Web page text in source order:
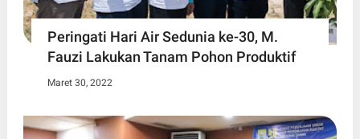
Peringati Hari Air Sedunia ke-30, M.
Fauzi Lakukan Tanam Pohon Produktif
Maret 30, 2022